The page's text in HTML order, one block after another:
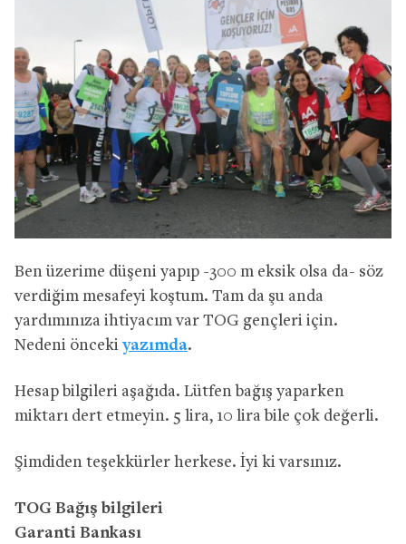
Ben üzerime düşeni yapıp -300 m eksik olsa da- söz
verdiğim mesafeyi koştum. Tam da şu anda
yardımınıza ihtiyacım var TOG gençleri için.
Nedeni önceki yazımda.
Hesap bilgileri aşağıda. Lütfen bağış yaparken
miktarı dert etmeyin. 5 lira, 10 lira bile çok değerli.
Şimdiden teşekkürler herkese. İyi ki varsınız.
TOG Bağış bilgileri
Garanti Bankası